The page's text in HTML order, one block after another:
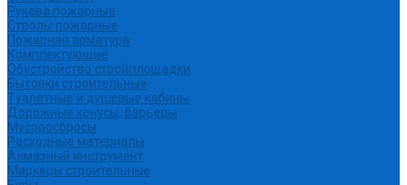
Рукава пожарные
Стволы пожарные
Пожарная арматура
Комплектующие
Обустройство стройплощадки
Бытовки строительные
Туалетные и душевые кабины
Дорожные конусы, барьеры
Мусоросбросы
Расходные материалы
Алмазный инструмент
Маркеры строительные